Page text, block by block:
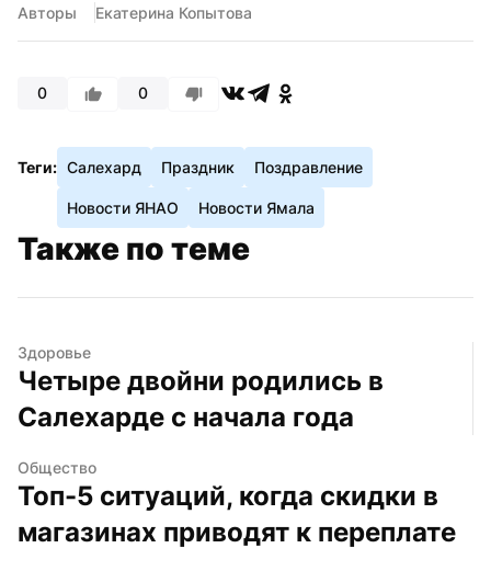
Авторы Екатерина Копытова
0 0
Теги: Салехард Праздник Поздравление
Новости ЯНАО Новости Ямала
Также по теме
Здоровье
Четыре двойни родились в
Салехарде с начала года
Общество
Топ-5 ситуаций, когда скидки в
магазинах приводят к переплате